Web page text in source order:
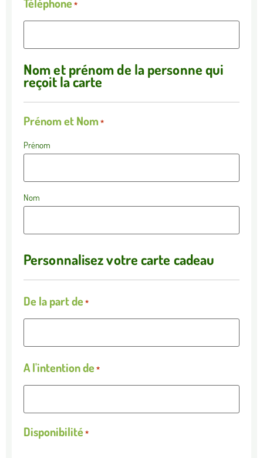
*
Nom et prénom de la personne qui
reçoit la carte
Prénom et Nom *
Prénom
Nom
Personnalisez votre carte cadeau
De la part de *
A l'intention de *
Disponibilité *